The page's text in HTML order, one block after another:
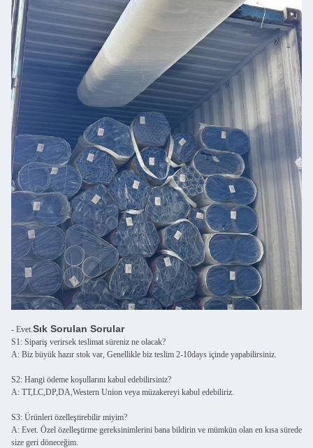
- Evet. Sık Sorulan Sorular
S1: Sipariş verirsek teslimat süreniz ne olacak?
A: Biz büyük hazır stok var, Genellikle biz teslim 2-10days içinde yapabilirsiniz.
S2: Hangi ödeme koşullarını kabul edebilirsiniz?
A: TT,LC,DP,DA,Western Union veya müzakereyi kabul edebiliriz.
S3: Ürünleri özelleştirebilir miyim?
A: Evet. Özel özelleştirme gereksinimlerini bana bildirin ve mümkün olan en kısa sürede
size geri döneceğim.